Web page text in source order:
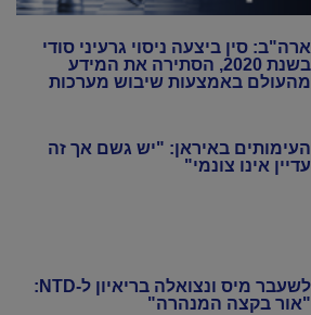
ארה"ב: סין ביצעה ניסוי גרעיני סודי
בשנת 2020, הסתירה את המידע
מהעולם באמצעות שיבוש מערכות
העימותים באיראן: "יש גשם אך זה
עדיין אינו צונמי"
לשעבר מיס ונצואלה בריאיון ל-NTD:
"אור בקצה המנהרה"